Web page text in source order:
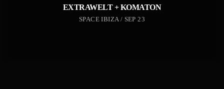
EXTRAWELT + KOMATON
SPACE IBIZA / SEP 23